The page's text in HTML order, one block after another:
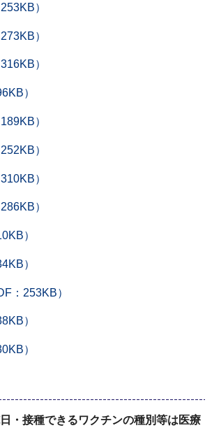
）
）
）
）
）
）
）
）
）
）
：253KB）
）
）
・接種できるワクチンの種別等は医療